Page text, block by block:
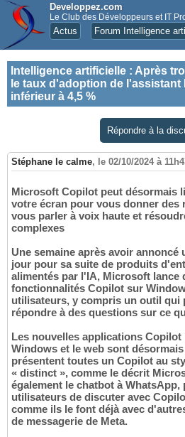
Developpez.com
Le Club des Développeurs et IT
Actus Forum Intelligence
Intelligence artificielle : Après
le taux d'adoption de l'assistant
inférieur à 4,5 %
Répondre à la
Stéphane le calme, le 02/10/2024 à
Microsoft Copilot peut désormais
votre écran pour vous donner des
vous parler à voix haute et
complexes
Une semaine après avoir annoncé
jour pour sa suite de produits
alimentés par l'IA, Microsoft lance
fonctionnalités Copilot sur
utilisateurs, y compris un outil qui
répondre à des questions sur ce
Les nouvelles applications
Windows et le web sont
présentent toutes un Copilot au
« distinct », comme le décrit
également le chatbot à WhatsApp,
utilisateurs de discuter avec
comme ils le font déjà avec
de messagerie de Meta.